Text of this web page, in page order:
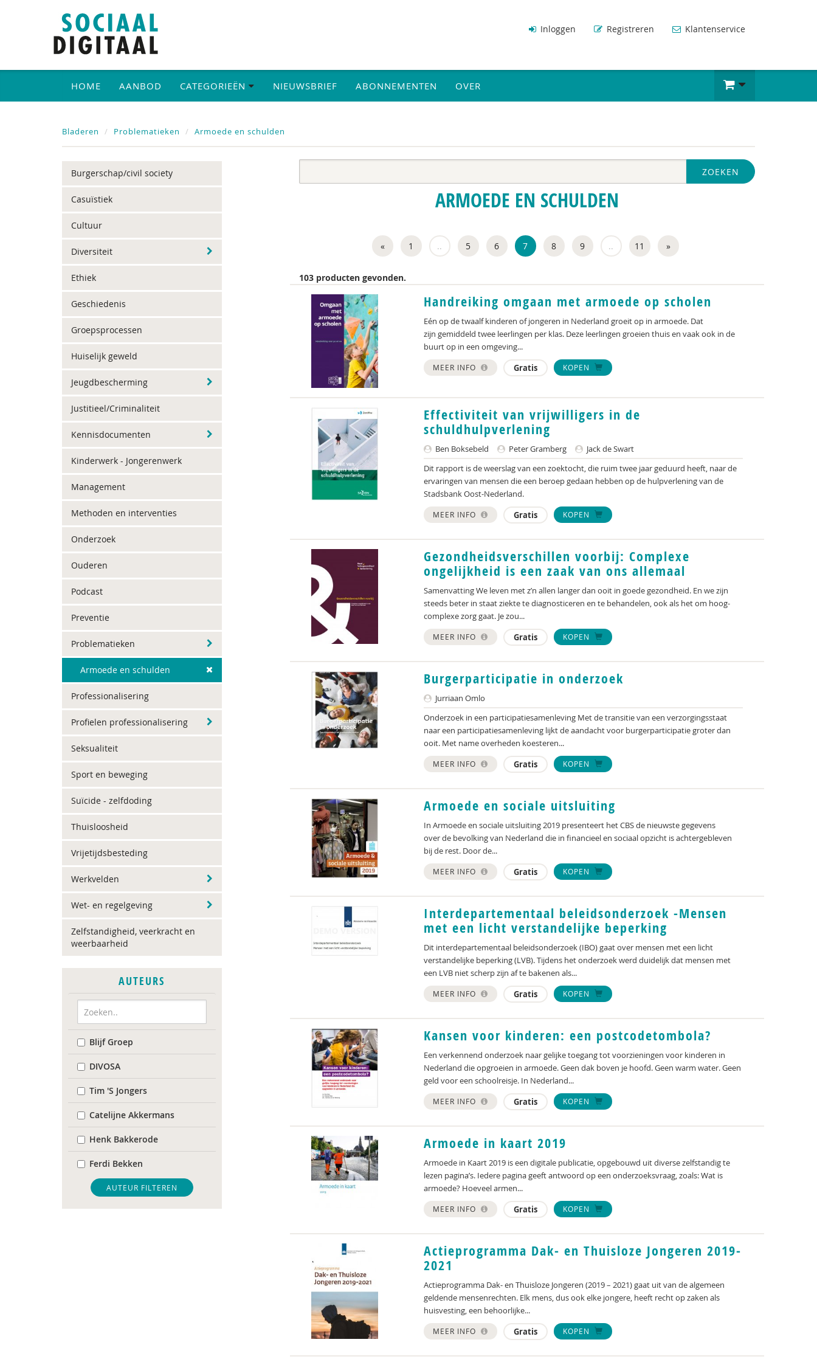
Inloggen Registreren Klantenservice
HOME AANBOD CATEGORIEËN NIEUWSBRIEF ABONNEMENTEN OVER
Bladeren Problematieken Armoede en schulden
Burgerschap/civil society
Casuïstiek
Cultuur
Diversiteit
Ethiek
Geschiedenis
Groepsprocessen
Huiselijk geweld
Jeugdbescherming
Justitieel/Criminaliteit
Kennisdocumenten
Kinderwerk - Jongerenwerk
Management
Methoden en interventies
Onderzoek
Ouderen
Podcast
Preventie
Problematieken
Armoede en schulden
Professionalisering
Profielen professionalisering
Seksualiteit
Sport en beweging
Suïcide - zelfdoding
Thuisloosheid
Vrijetijdsbesteding
Werkvelden
Wet- en regelgeving
Zelfstandigheid, veerkracht en
weerbaarheid
AUTEURS
Blijf Groep
DIVOSA
Tim 'S Jongers
Catelijne Akkermans
Henk Bakkerode
Ferdi Bekken
Jeroen Boekhoven
Ben Boksebeld
AUTEUR FILTEREN
ZOEKEN
ARMOEDE EN SCHULDEN
« 1 .. 5 6 7 8 9 .. 11 »
103 producten gevonden.
Handreiking omgaan met armoede op scholen
Eén op de twaalf kinderen of jongeren in Nederland groeit op in armoede. Dat
zijn gemiddeld twee leerlingen per klas. Deze leerlingen groeien thuis en vaak ook in de
buurt op in een omgeving...
MEER INFO Gratis KOPEN
Effectiviteit van vrijwilligers in de
schuldhulpverlening
Ben Boksebeld Peter Gramberg
Jack de Swart
Dit rapport is de weerslag van een zoektocht, die ruim twee jaar geduurd heeft, naar de
ervaringen van mensen die een beroep gedaan hebben op de hulpverlening van de
Stadsbank Oost-Nederland.
MEER INFO Gratis KOPEN
Gezondheidsverschillen voorbij: Complexe
ongelijkheid is een zaak van ons allemaal
Samenvatting We leven met z’n allen langer dan ooit in goede gezondheid. En we zijn
steeds beter in staat ziekte te diagnosticeren en te behandelen, ook als het om hoog-
complexe zorg gaat. Je zou...
MEER INFO Gratis KOPEN
Burgerparticipatie in onderzoek
Jurriaan Omlo
Onderzoek in een participatiesamenleving Met de transitie van een verzorgingsstaat
naar een participatiesamenleving lijkt de aandacht voor burgerparticipatie groter dan
ooit. Met name overheden koesteren...
MEER INFO Gratis KOPEN
Armoede en sociale uitsluiting
In Armoede en sociale uitsluiting 2019 presenteert het CBS de nieuwste gegevens
over de bevolking van Nederland die in financieel en sociaal opzicht is achtergebleven
bij de rest. Door de...
MEER INFO Gratis KOPEN
Interdepartementaal beleidsonderzoek -Mensen
met een licht verstandelijke beperking
Dit interdepartementaal beleidsonderzoek (IBO) gaat over mensen met een licht
verstandelijke beperking (LVB). Tijdens het onderzoek werd duidelijk dat mensen met
een LVB niet scherp zijn af te bakenen als...
MEER INFO Gratis KOPEN
Kansen voor kinderen: een postcodetombola?
Een verkennend onderzoek naar gelijke toegang tot voorzieningen voor kinderen in
Nederland die opgroeien in armoede. Geen dak boven je hoofd. Geen warm water. Geen
geld voor een schoolreisje. In Nederland...
MEER INFO Gratis KOPEN
Armoede in kaart 2019
Armoede in Kaart 2019 is een digitale publicatie, opgebouwd uit diverse zelfstandig te
lezen pagina’s. Iedere pagina geeft antwoord op een onderzoeksvraag, zoals: Wat is
armoede? Hoeveel armen...
MEER INFO Gratis KOPEN
Actieprogramma Dak- en Thuisloze Jongeren 2019-
2021
Actieprogramma Dak- en Thuisloze Jongeren (2019 – 2021) gaat uit van de algemeen
geldende mensenrechten. Elk mens, dus ook elke jongere, heeft recht op zaken als
huisvesting, een behoorlijke...
MEER INFO Gratis KOPEN